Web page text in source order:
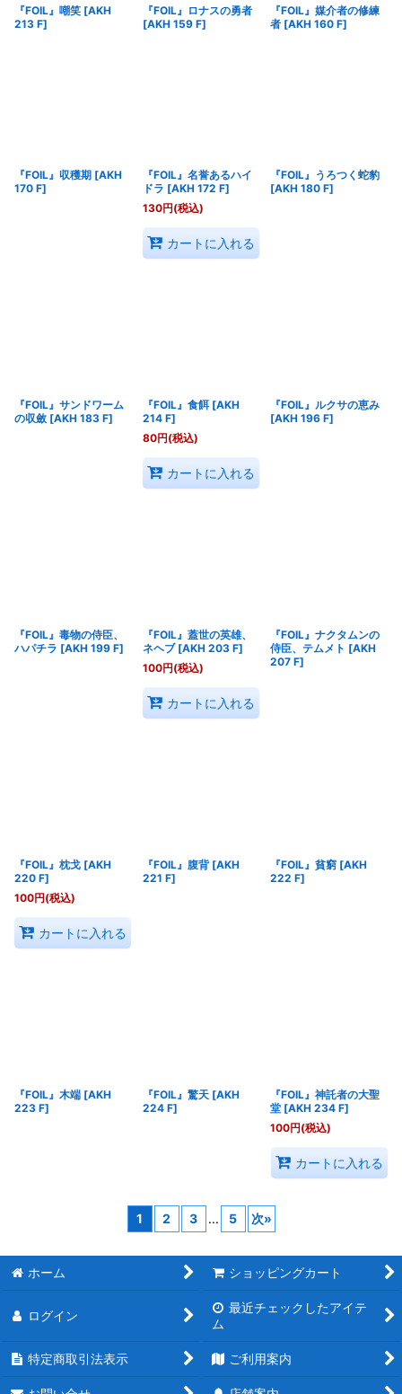
『FOIL』嘲笑 [AKH
213 F]
『FOIL』ロナスの勇者
[AKH 159 F]
『FOIL』媒介者の修練
者 [AKH 160 F]
『FOIL』収穫期 [AKH
170 F]
『FOIL』名誉あるハイ
ドラ [AKH 172 F]
130円(税込)
カートに入れる
『FOIL』うろつく蛇豹
[AKH 180 F]
『FOIL』サンドワーム
の収斂 [AKH 183 F]
『FOIL』食餌 [AKH
214 F]
80円(税込)
カートに入れる
『FOIL』ルクサの恵み
[AKH 196 F]
『FOIL』毒物の侍臣、
ハパチラ [AKH 199 F]
『FOIL』蓋世の英雄、
ネヘブ [AKH 203 F]
100円(税込)
カートに入れる
『FOIL』ナクタムンの
侍臣、テムメト [AKH
207 F]
『FOIL』枕戈 [AKH
220 F]
100円(税込)
カートに入れる
『FOIL』腹背 [AKH
221 F]
『FOIL』貧窮 [AKH
222 F]
『FOIL』木端 [AKH
223 F]
『FOIL』驚天 [AKH
224 F]
『FOIL』神託者の大聖
堂 [AKH 234 F]
100円(税込)
カートに入れる
1 2 3 ... 5 次»
ホーム ショッピングカート
ログイン
最近チェックしたアイテ
ム
特定商取引法表示 ご利用案内